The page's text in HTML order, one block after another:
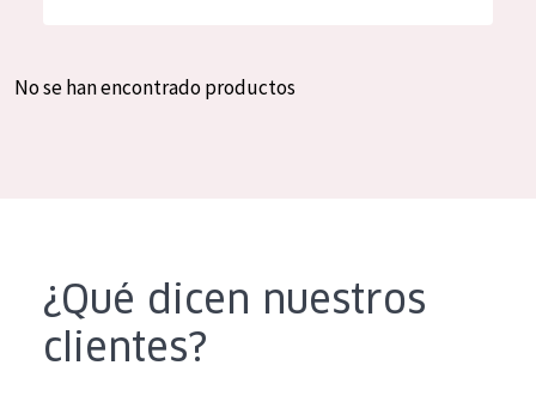
Crema de día
Crema de noche
Spanish
No se han encontrado productos
¿Qué dicen nuestros
clientes?